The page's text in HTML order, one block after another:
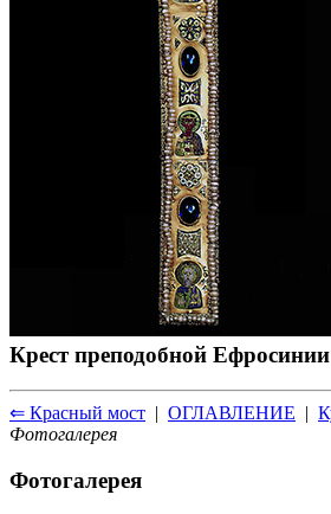
Крест преподобной
⇐ Красный мост | ОГЛАВЛЕНИЕ |
Фотогалерея
Фотогалерея